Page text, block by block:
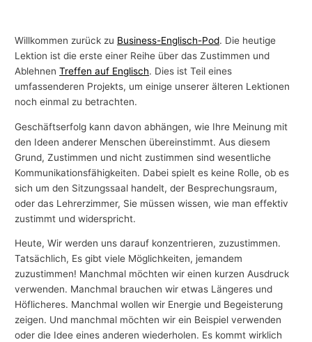
Willkommen zurück zu Business-Englisch-Pod. Die heutige
Lektion ist die erste einer Reihe über das Zustimmen und
AblehnenTreffen auf Englisch. Dies ist Teil eines
umfassenderen Projekts, um einige unserer älteren Lektionen
noch einmal zu betrachten.
Geschäftserfolg kann davon abhängen, wie Ihre Meinung mit
den Ideen anderer Menschen übereinstimmt. Aus diesem
Grund, Zustimmen und nicht zustimmen sind wesentliche
Kommunikationsfähigkeiten. Dabei spielt es keine Rolle, ob es
sich um den Sitzungssaal handelt, der Besprechungsraum,
oder das Lehrerzimmer, Sie müssen wissen, wie man effektiv
zustimmt und widerspricht.
Heute, Wir werden uns darauf konzentrieren, zuzustimmen.
Tatsächlich, Es gibt viele Möglichkeiten, jemandem
zuzustimmen! Manchmal möchten wir einen kurzen Ausdruck
verwenden. Manchmal brauchen wir etwas Längeres und
Höflicheres. Manchmal wollen wir Energie und Begeisterung
zeigen. Und manchmal möchten wir ein Beispiel verwenden
oder die Idee eines anderen wiederholen. Es kommt wirklich